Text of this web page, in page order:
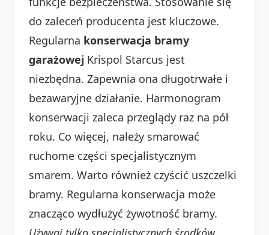
do zaleceń producenta jest kluczowe.
Regularna konserwacja bramy
garażowej Krispol Starcus jest
niezbędna. Zapewnia ona długotrwałe i
bezawaryjne działanie. Harmonogram
konserwacji zaleca przeglądy raz na pół
roku. Co więcej, należy smarować
ruchome części specjalistycznym
smarem. Warto również czyścić uszczelki
bramy. Regularna konserwacja może
znacząco wydłużyć żywotność bramy.